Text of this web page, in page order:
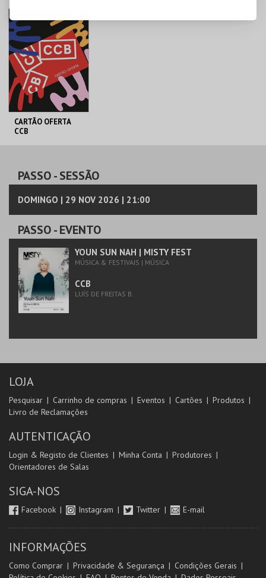
CARTÃO OFERTA 20€
MAIS INFO
COMPRAR
CARTÃO OFERTA
CCB
CARTÃO OFERTA 50€
MAIS INFO
COMPRAR
PASSO- SESSÃO
DOMINGO | 29 NOV 2026 | 21:00
PASSO- EVENTO
YOUN SUN NAH | MISTY FEST
MÚSICA & FESTIVAIS | MÚSICA
CCB
LUÍS DE FREITAS B.
LOJA
Pesquisar Carrinho de compras Eventos Cartões
Produtos
Livro de Reclamações
AUTENTICAÇÃO
Login & Registo de Clientes Minha Conta
Produtores
Orientadores de Salas
SIGA-NOS
Facebook Instagram Twitter E-mail
INFORMAÇÕES
Como Comprar Privacidade & Segurança
Condições Gerais